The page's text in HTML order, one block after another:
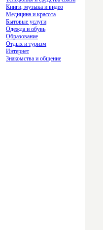
Книги, музыка и видео
Медицина и красота
Бытовые услуги
Одежда и обувь
Образование
Отдых и туризм
Интернет
Знакомства и общение